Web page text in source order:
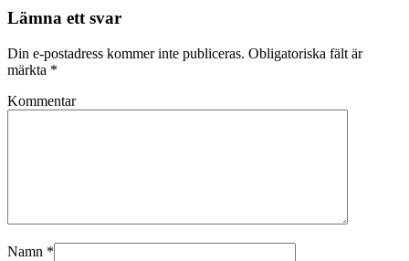
Lämna ett svar
Din e-postadress kommer inte publiceras. Obligatoriska fält är
märkta *
Kommentar
Namn *